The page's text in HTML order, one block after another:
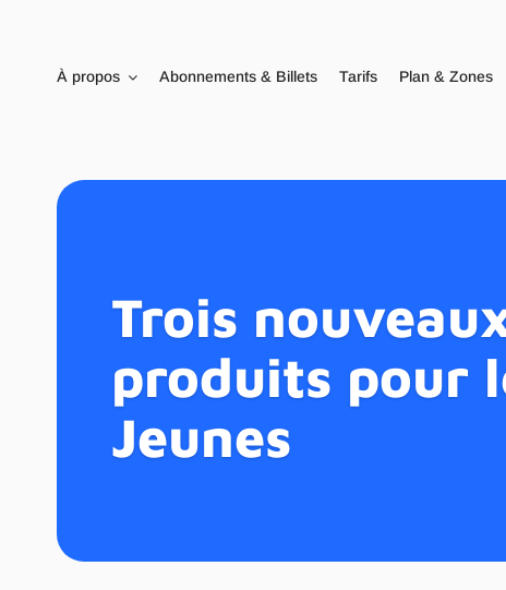
contenuÀ propos Abonnements & Billets Tarifs Plan & Zones
Trois
produits pour
Jeunes